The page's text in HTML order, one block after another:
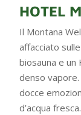
HOTEL
Il Montana
affacciato
biosauna e un
denso
docce
d’acqua